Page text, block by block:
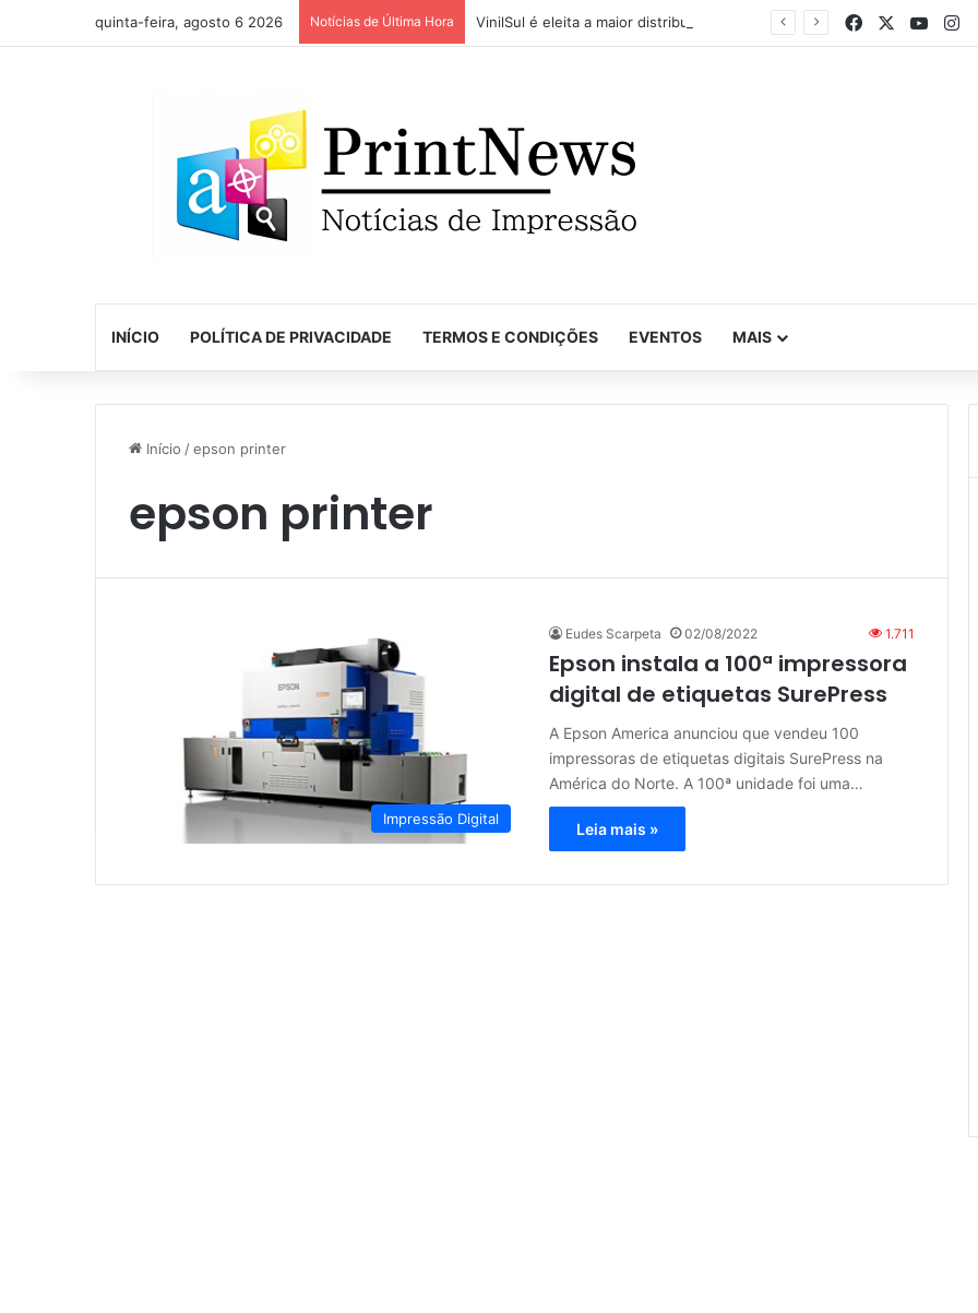
quinta-feira, agosto 6 2026 Notícias de Última Hora Facebook
INÍCIO POLÍTICA DE PRIVACIDADE TERMOS E CONDIÇÕES EVENTOS MAIS
Início /epson printer
epson printer
Impressão Digital
Eudes Scarpeta 02/08/2022 1.711
Epson instala a 100ª impressora
digital de etiquetas SurePress
A Epson America anunciou que vendeu 100
impressoras de etiquetas digitais SurePress na
América do Norte. A 100ª unidade foi uma…
Leia mais »